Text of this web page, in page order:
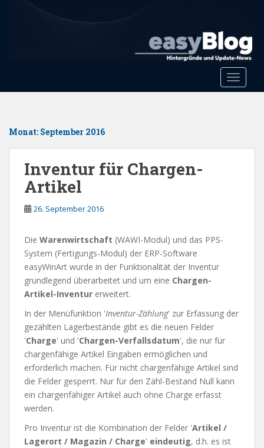
Toggle
Monat: September 2016
Inventur für Chargen-
Artikel
26. September 2016
Die Warenwirtschaft (WAWI-Modul) und das PPS-
System (Fertigungs-Modul) der ERP-Software
easyWinArt wurde in der Funktionalität der Inventur
grundlegend überarbeitet und um eine Chargen-
Artikel-Inventur erweitert.
In der Menüfunktion 'Inventur-Zählung' zur Erfassung der
gezählten Lagerbestände gibt es die neuen Felder
'Charge' und 'Chargen-Verfallsdatum', die nur für
chargenfähige Artikel Eingaben ermöglichen und
erforderlich machen. Für nicht chargenfähige Artikel sind
die Felder gesperrt. Nur für den Zähl-Bestand Null kann
ein chargenfähiger Artikel auch ohne Charge erfasst
werden.
Pro Inventur ist die Kombination der Felder 'Artikel /
Lagerort / Magazin / Charge' eindeutig, d.h. es ist